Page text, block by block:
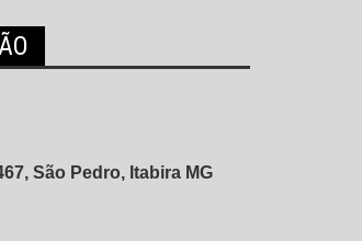
São Pedro, Itabira MG